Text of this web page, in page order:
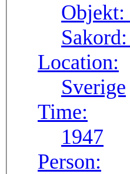
Objekt:
Sakord:
Location:
Sverige
Time:
1947
Person: